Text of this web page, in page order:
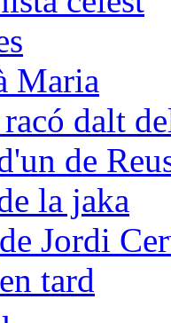
Maria
dalt
de
la jaka
Jordi
tard